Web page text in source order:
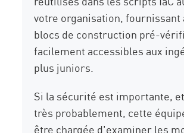
votre organisation, fournissant
blocs de construction pré-
facilement accessibles aux
plus juniors.
Si la sécurité est importante,
très probablement, cette
être chargée d'examiner les